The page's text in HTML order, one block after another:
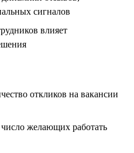
сигналов
влияет
откликов на вакансии
желающих работать